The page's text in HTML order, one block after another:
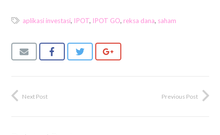
aplikasi investasi, IPOT, IPOT GO, reksa dana, saham
Previous Post
Next Post